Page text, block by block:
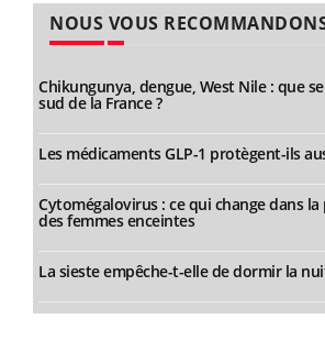
NOUS VOUS
Chikungunya, dengue, West Nile : que
sud de la France ?
Les médicaments GLP-1 protègent-ils
Cytomégalovirus : ce qui change dans la
des femmes enceintes
La sieste empêche-t-elle de dormir la